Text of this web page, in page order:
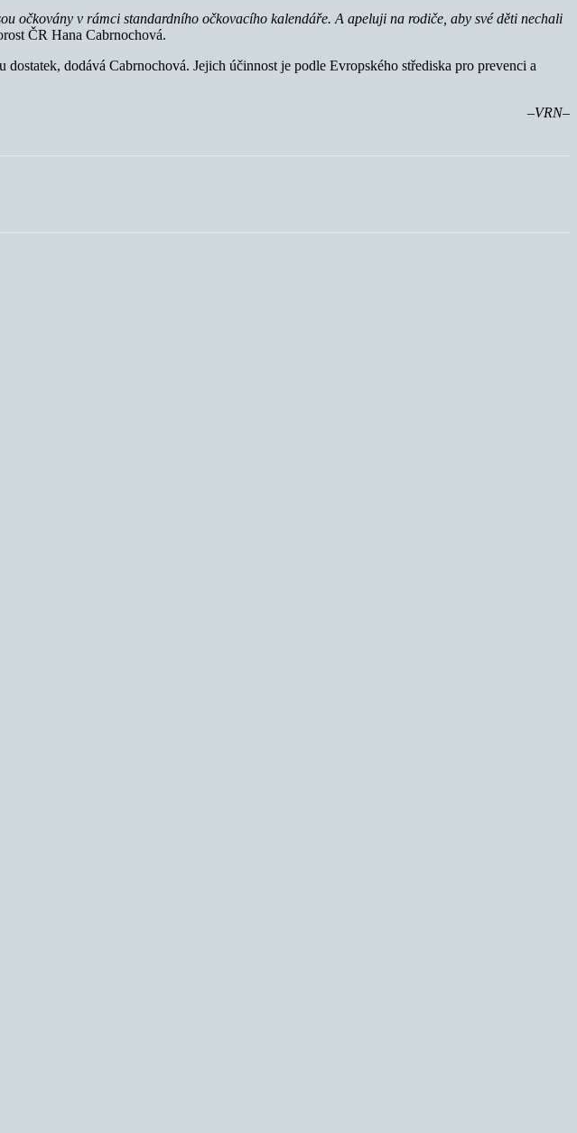
očkovány v rámci standardního očkovacího kalendáře. A apeluji na rodiče, aby své děti nechali
ČR Hana Cabrnochová.
dodává Cabrnochová. Jejich účinnost je podle Evropského střediska pro prevenci a
–VRN–